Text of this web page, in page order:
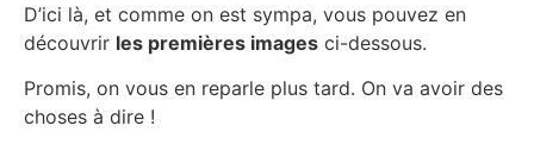
D’ici là, et comme on est sympa, vous pouvez en
découvrir les premières images ci-dessous.
Promis, on vous en reparle plus tard. On va avoir des
choses à dire !